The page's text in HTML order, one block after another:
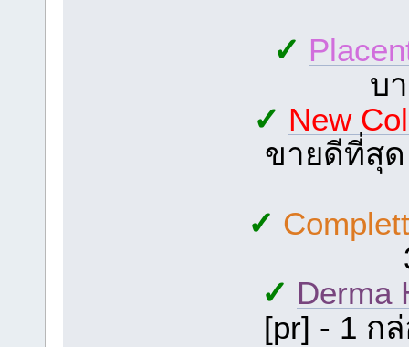
✓
บ
✓ New
ขายดีที่สุด
✓
✓ Derma
[pr] - 1 ก